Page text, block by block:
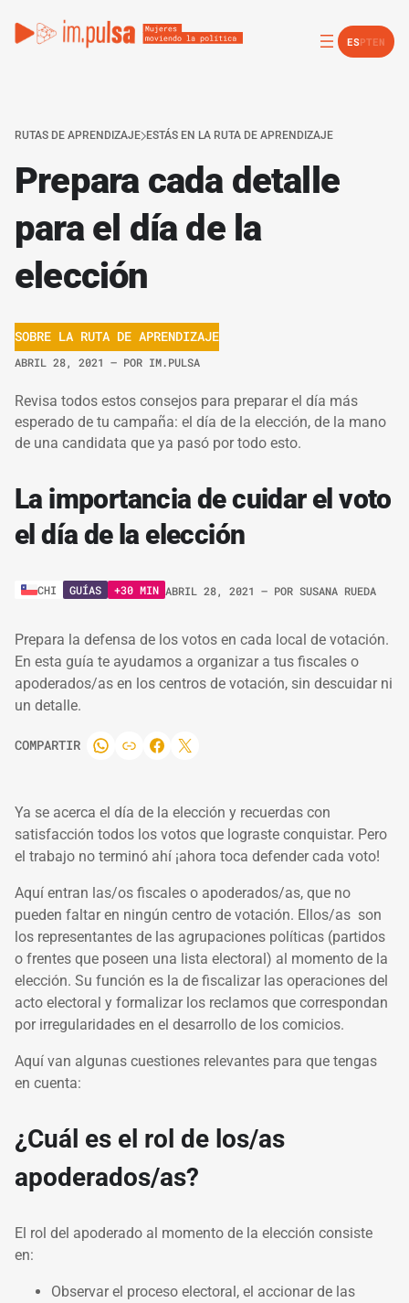
ESPTEN
RUTAS DE APRENDIZAJE ESTÁS EN LA RUTA DE APRENDIZAJE
Prepara cada detalle
para el día de la
elección
SOBRE LA RUTA DE APRENDIZAJE
ABRIL 28, 2021 – POR IM.PULSA
Revisa todos estos consejos para preparar el día más
esperado de tu campaña: el día de la elección, de la mano
de una candidata que ya pasó por todo esto.
La importancia de cuidar el voto
el día de la elección
CHI GUÍAS +30 MIN ABRIL 28, 2021 – POR SUSANA RUEDA
Prepara la defensa de los votos en cada local de votación.
En esta guía te ayudamos a organizar a tus fiscales o
apoderados/as en los centros de votación, sin descuidar ni
un detalle.
COMPARTIR
Ya se acerca el día de la elección y recuerdas con
satisfacción todos los votos que lograste conquistar. Pero
el trabajo no terminó ahí ¡ahora toca defender cada voto!
Aquí entran las/os fiscales o apoderados/as, que no
pueden faltar en ningún centro de votación. Ellos/as son
los representantes de las agrupaciones políticas (partidos
o frentes que poseen una lista electoral) al momento de la
elección. Su función es la de fiscalizar las operaciones del
acto electoral y formalizar los reclamos que correspondan
por irregularidades en el desarrollo de los comicios.
Aquí van algunas cuestiones relevantes para que tengas
en cuenta:
¿Cuál es el rol de los/as
apoderados/as?
El rol del apoderado al momento de la elección consiste
en:
Observar el proceso electoral, el accionar de las